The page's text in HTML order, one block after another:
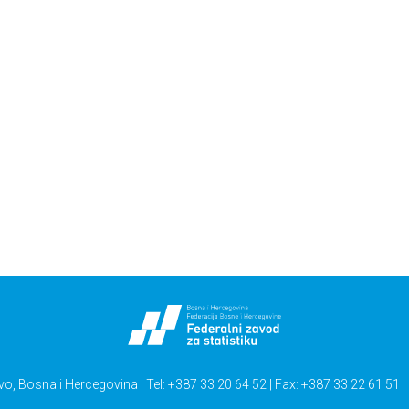
Bosna i Hercegovina | Tel: +387 33 20 64 52 | Fax: +387 33 22 61 51 |